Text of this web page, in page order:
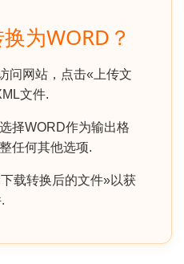
为WORD？
问网站，点击«上传文
文件.
选择WORD作为输出格
任何其他选项.
载转换后的文件»以获